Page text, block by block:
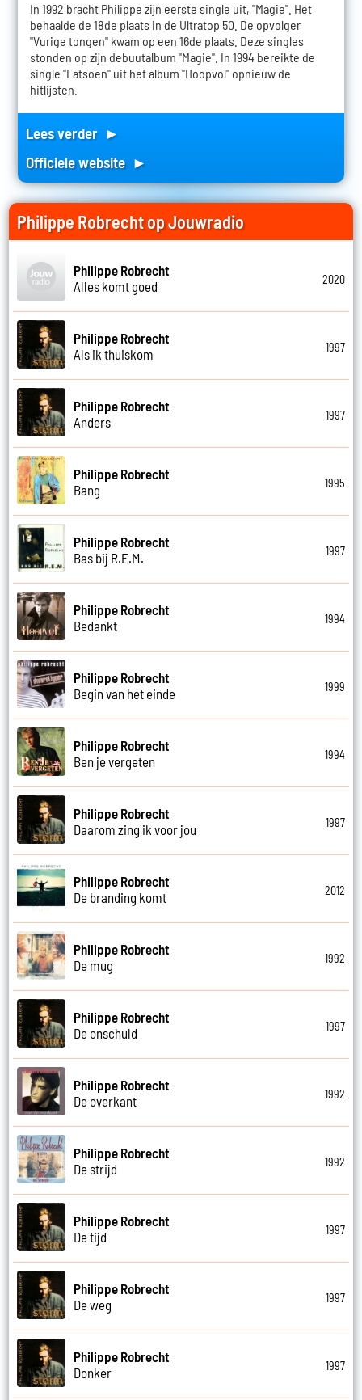
In 1992 bracht Philippe zijn eerste single uit, "Magie". Het
behaalde de 18de plaats in de Ultratop 50. De opvolger
"Vurige tongen" kwam op een 16de plaats. Deze singles
stonden op zijn debuutalbum "Magie". In 1994 bereikte de
single "Fatsoen" uit het album "Hoopvol" opnieuw de
hitlijsten.
Lees verder ►
Officiele website ►
Philippe Robrecht op Jouwradio
Philippe Robrecht
Alles komt goed
2020
Philippe Robrecht
Als ik thuiskom
1997
Philippe Robrecht
Anders
1997
Philippe Robrecht
Bang
1995
Philippe Robrecht
Bas bij R.E.M.
1997
Philippe Robrecht
Bedankt
1994
Philippe Robrecht
Begin van het einde
1999
Philippe Robrecht
Ben je vergeten
1994
Philippe Robrecht
Daarom zing ik voor jou
1997
Philippe Robrecht
De branding komt
2012
Philippe Robrecht
De mug
1992
Philippe Robrecht
De onschuld
1997
Philippe Robrecht
De overkant
1992
Philippe Robrecht
De strijd
1992
Philippe Robrecht
De tijd
1997
Philippe Robrecht
De weg
1997
Philippe Robrecht
Donker
1997